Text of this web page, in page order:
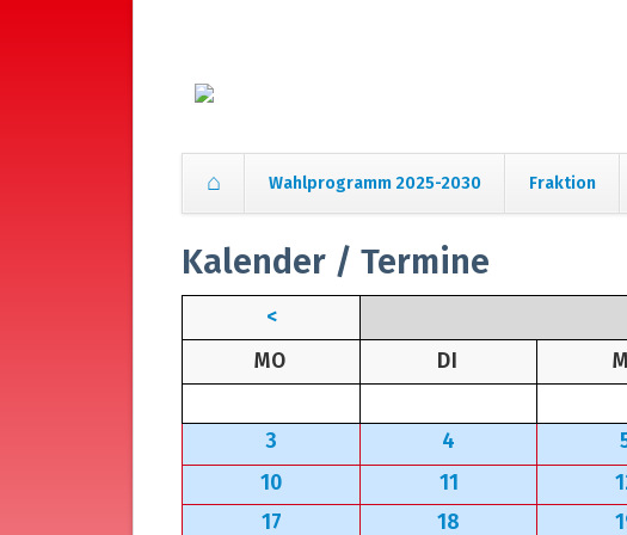
Wahlprogramm 2025-2030 Fraktion
überspringen
Kalender / Termine
<
MO
DI
3
4
10
11
17
18